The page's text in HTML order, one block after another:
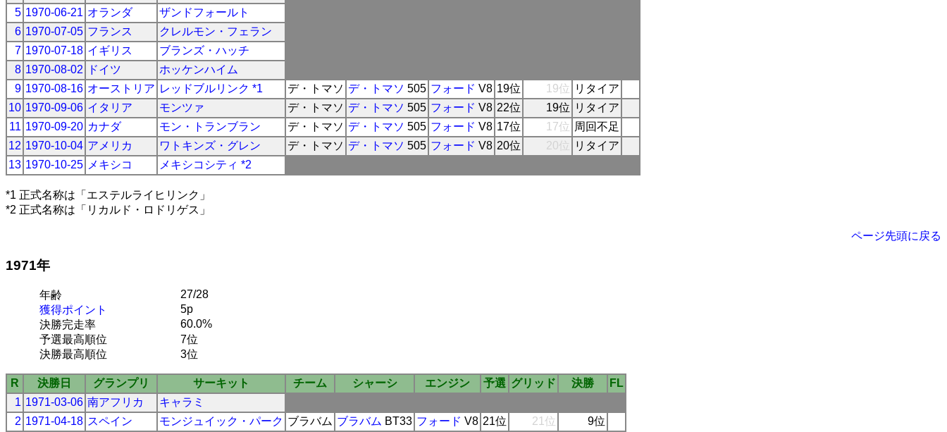
5 1970-06-21 オランダ
ザンドフォールト
6 1970-07-05 フランス
クレルモン・フェラン
7 1970-07-18 イギリス
ブランズ・ハッチ
8 1970-08-02 ドイツ
ホッケンハイム
9 1970-08-16 オーストリア レッドブルリンク *1 デ・トマソ デ・トマソ 505 フォード V8 19位 19位
リタイア
10 1970-09-06 イタリア モンツァ デ・トマソ デ・トマソ 505 フォード V8 22位 19位 リタイア
11 1970-09-20 カナダ モン・トランブラン デ・トマソ デ・トマソ 505 フォード V8 17位 17位 周回不足
12 1970-10-04 アメリカ ワトキンズ・グレン デ・トマソ デ・トマソ 505 フォード V8 20位 20位
リタイア
13 1970-10-25 メキシコ メキシコシティ *2
*1 正式名称は「エステルライヒリンク」
*2 正式名称は「リカルド・ロドリゲス」
ページ先頭に戻る
1971年
年齢
27/28
獲得ポイント
5p
決勝完走率
60.0%
予選最高順位
7位
決勝最高順位
3位
R 決勝日 グランプリ サーキット チーム シャーシ エンジン 予選 グリッド 決勝
FL
1 1971-03-06 南アフリカ
キャラミ
2 1971-04-18 スペイン モンジュイック・パーク ブラバム ブラバム BT33 フォード V8 21位 21位
9位